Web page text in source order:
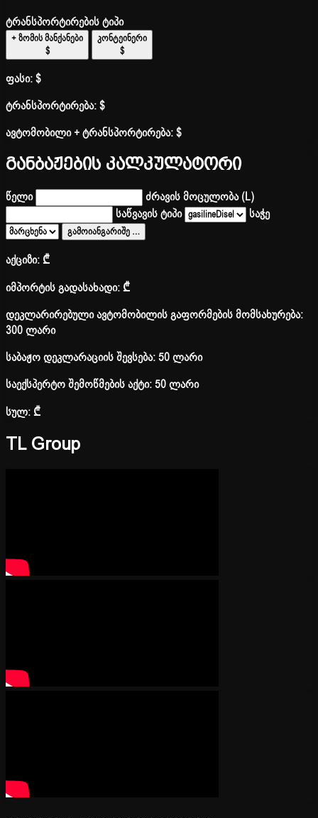
ტრანსპორტირების ტიპი
+ ზომის მანქანები
$
კონტეინერი
$
ფასი:$
ტრანსპორტირება:$
ავტომობილი + ტრანსპორტირება:$
განბაჟების კალკულატორი
წელი
ძრავის მოცულობა (L)
საწვავის ტიპი
საჭე
გამოიანგარიშე …
აქციზი:₾
იმპორტის გადასახადი:₾
დეკლარირებული ავტომობილის გაფორმების მომსახურება:
300 ლარი
საბაჟო დეკლარაციის შევსება: 50 ლარი
საექსპერტო შემოწმების აქტი: 50 ლარი
სულ:₾
TL Group